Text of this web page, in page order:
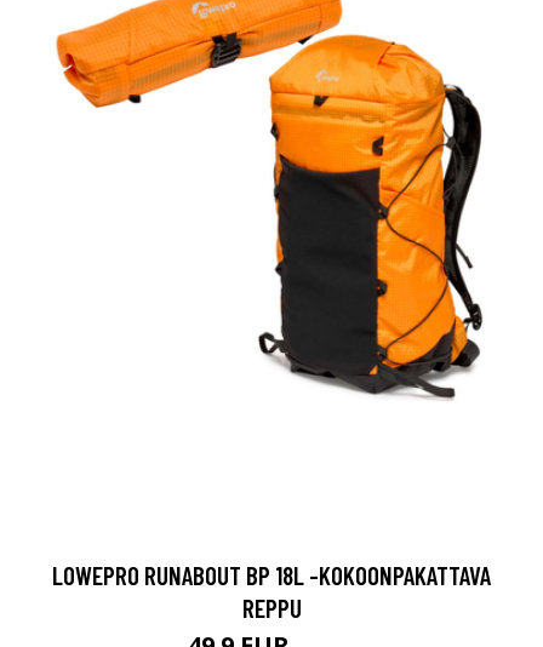
LOWEPRO RUNABOUT BP 18L -KOKOONPAKATTAVA
REPPU